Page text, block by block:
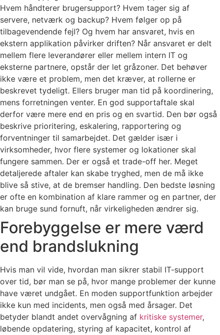
Hvem håndterer brugersupport? Hvem tager sig af
servere, netværk og backup? Hvem følger op på
tilbagevendende fejl? Og hvem har ansvaret, hvis en
ekstern applikation påvirker driften? Når ansvaret er delt
mellem flere leverandører eller mellem intern IT og
eksterne partnere, opstår der let gråzoner. Det behøver
ikke være et problem, men det kræver, at rollerne er
beskrevet tydeligt. Ellers bruger man tid på koordinering,
mens forretningen venter. En god supportaftale skal
derfor være mere end en pris og en svartid. Den bør også
beskrive prioritering, eskalering, rapportering og
forventninger til samarbejdet. Det gælder især i
virksomheder, hvor flere systemer og lokationer skal
fungere sammen. Der er også et trade-off her. Meget
detaljerede aftaler kan skabe tryghed, men de må ikke
blive så stive, at de bremser handling. Den bedste løsning
er ofte en kombination af klare rammer og en partner, der
kan bruge sund fornuft, når virkeligheden ændrer sig.
Forebyggelse er mere værd
end brandslukning
Hvis man vil vide, hvordan man sikrer stabil IT-support
over tid, bør man se på, hvor mange problemer der kunne
have været undgået. En moden supportfunktion arbejder
ikke kun med incidents, men også med årsager. Det
betyder blandt andet overvågning af kritiske systemer,
løbende opdatering, styring af kapacitet, kontrol af